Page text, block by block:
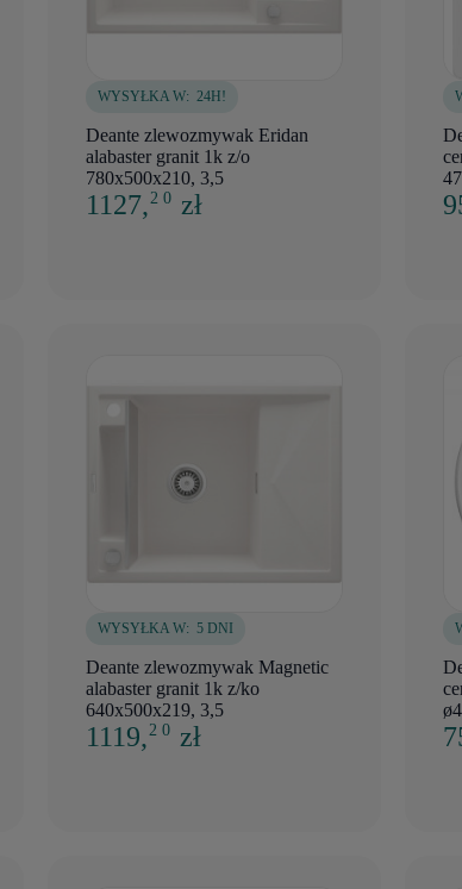
WYSYŁKA W: 24H!
Deante zlewozmywak Eridan
alabaster granit 1k z/o
780x500x210, 3,5
1127,2 0 zł
WYSYŁKA W: 5 DNI
Deante zlewozmywak Magnetic
alabaster granit 1k z/ko
640x500x219, 3,5
1119,2 0 zł